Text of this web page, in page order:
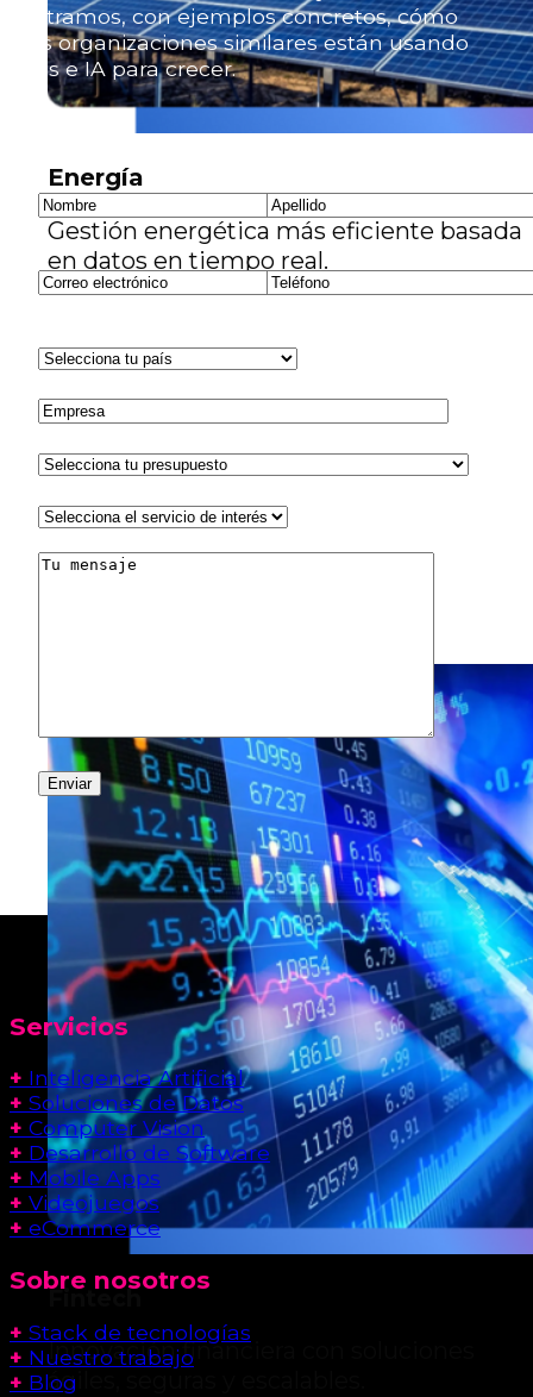
Energía
Gestión energética más eficiente basada
en datos en tiempo real.
Fintech
Innovación financiera con soluciones
ágiles, seguras y escalables.
mostramos, con ejemplos concretos, cómo
otras organizaciones similares están usando
datos e IA para crecer.
Servicios
+ Inteligencia Artificial
+ Soluciones de Datos
+ Computer Vision
+ Desarrollo de Software
+ Mobile Apps
+ Videojuegos
+ eCommerce
Sobre nosotros
+ Stack de tecnologías
+ Nuestro trabajo
+ Blog